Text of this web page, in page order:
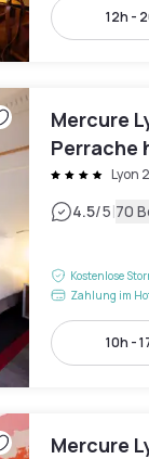
12h -
Mercure
Perrache
Lyon
4.5/5|70
Kostenlose
Zahlung im
10h -
Mercure